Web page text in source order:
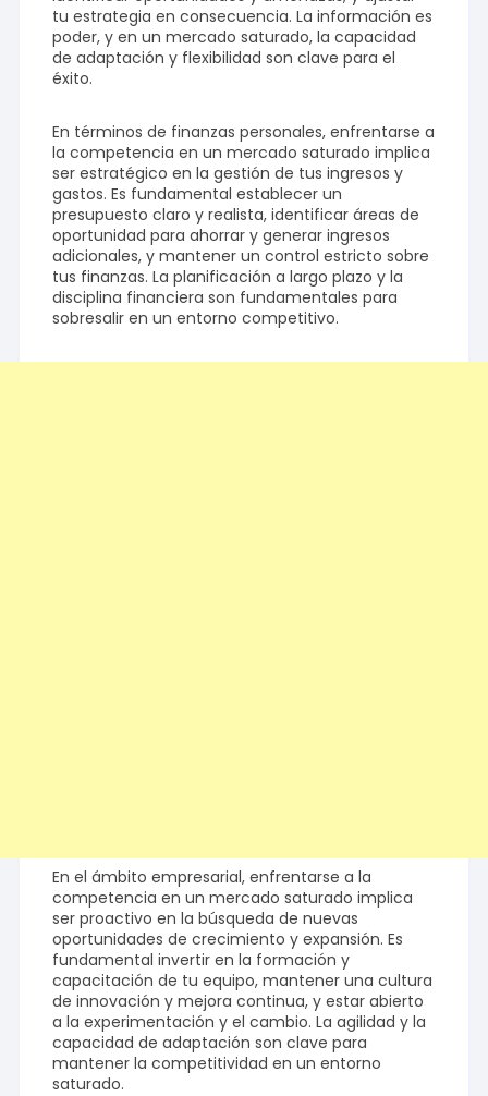
tu estrategia en consecuencia. La información es
poder, y en un mercado saturado, la capacidad
de adaptación y flexibilidad son clave para el
éxito.
En términos de finanzas personales, enfrentarse a
la competencia en un mercado saturado implica
ser estratégico en la gestión de tus ingresos y
gastos. Es fundamental establecer un
presupuesto claro y realista, identificar áreas de
oportunidad para ahorrar y generar ingresos
adicionales, y mantener un control estricto sobre
tus finanzas. La planificación a largo plazo y la
disciplina financiera son fundamentales para
sobresalir en un entorno competitivo.
En el ámbito empresarial, enfrentarse a la
competencia en un mercado saturado implica
ser proactivo en la búsqueda de nuevas
oportunidades de crecimiento y expansión. Es
fundamental invertir en la formación y
capacitación de tu equipo, mantener una cultura
de innovación y mejora continua, y estar abierto
a la experimentación y el cambio. La agilidad y la
capacidad de adaptación son clave para
mantener la competitividad en un entorno
saturado.